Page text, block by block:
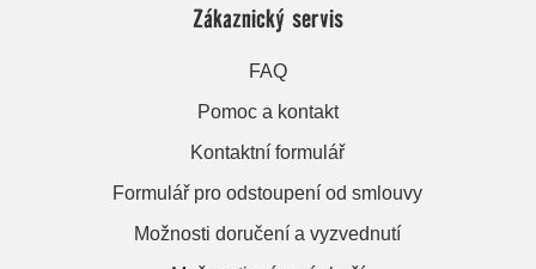
Zákaznický servis
FAQ
Pomoc a kontakt
Kontaktní formulář
Formulář pro odstoupení od smlouvy
Možnosti doručení a vyzvednutí